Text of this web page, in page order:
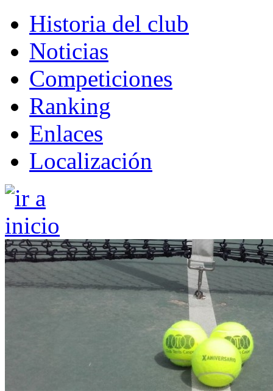
Historia del club
Noticias
Competiciones
Ranking
Enlaces
Localización